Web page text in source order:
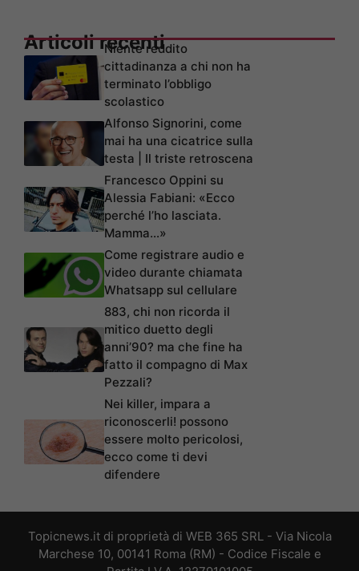
Articoli recenti
Niente reddito
cittadinanza a chi non ha
terminato l’obbligo
scolastico
Alfonso Signorini, come
mai ha una cicatrice sulla
testa | Il triste retroscena
Francesco Oppini su
Alessia Fabiani: «Ecco
perché l’ho lasciata.
Mamma…»
Come registrare audio e
video durante chiamata
Whatsapp sul cellulare
883, chi non ricorda il
mitico duetto degli
anni’90? ma che fine ha
fatto il compagno di Max
Pezzali?
Nei killer, impara a
riconoscerli! possono
essere molto pericolosi,
ecco come ti devi
difendere
Topicnews.it di proprietà di WEB 365 SRL - Via Nicola
Marchese 10, 00141 Roma (RM) - Codice Fiscale e